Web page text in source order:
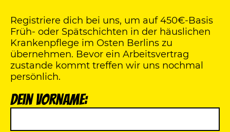
Registriere dich bei uns, um auf 450€-Basis
Früh- oder Spätschichten in der häuslichen
Krankenpflege im Osten Berlins zu
übernehmen. Bevor ein Arbeitsvertrag
zustande kommt treffen wir uns nochmal
persönlich.
Dein Vorname: